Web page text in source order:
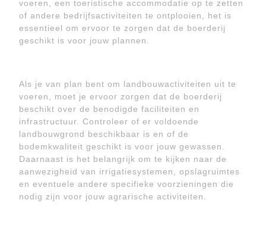
voeren, een toeristische accommodatie op te zetten
of andere bedrijfsactiviteiten te ontplooien, het is
essentieel om ervoor te zorgen dat de boerderij
geschikt is voor jouw plannen.
Als je van plan bent om landbouwactiviteiten uit te
voeren, moet je ervoor zorgen dat de boerderij
beschikt over de benodigde faciliteiten en
infrastructuur. Controleer of er voldoende
landbouwgrond beschikbaar is en of de
bodemkwaliteit geschikt is voor jouw gewassen.
Daarnaast is het belangrijk om te kijken naar de
aanwezigheid van irrigatiesystemen, opslagruimtes
en eventuele andere specifieke voorzieningen die
nodig zijn voor jouw agrarische activiteiten.